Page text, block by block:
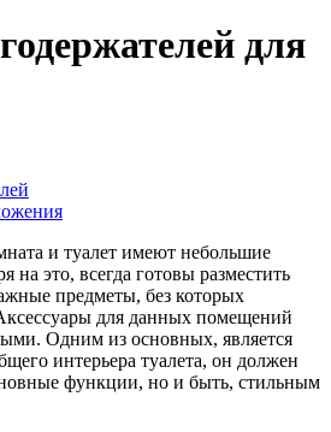
для
и туалет имеют небольшие
это, всегда готовы разместить
предметы, без которых
для данных помещений
Одним из основных, является
интерьера туалета, он должен
функции, но и быть, стильным